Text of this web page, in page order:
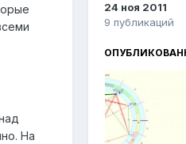
На
24 ноя 2011
9 публикаций